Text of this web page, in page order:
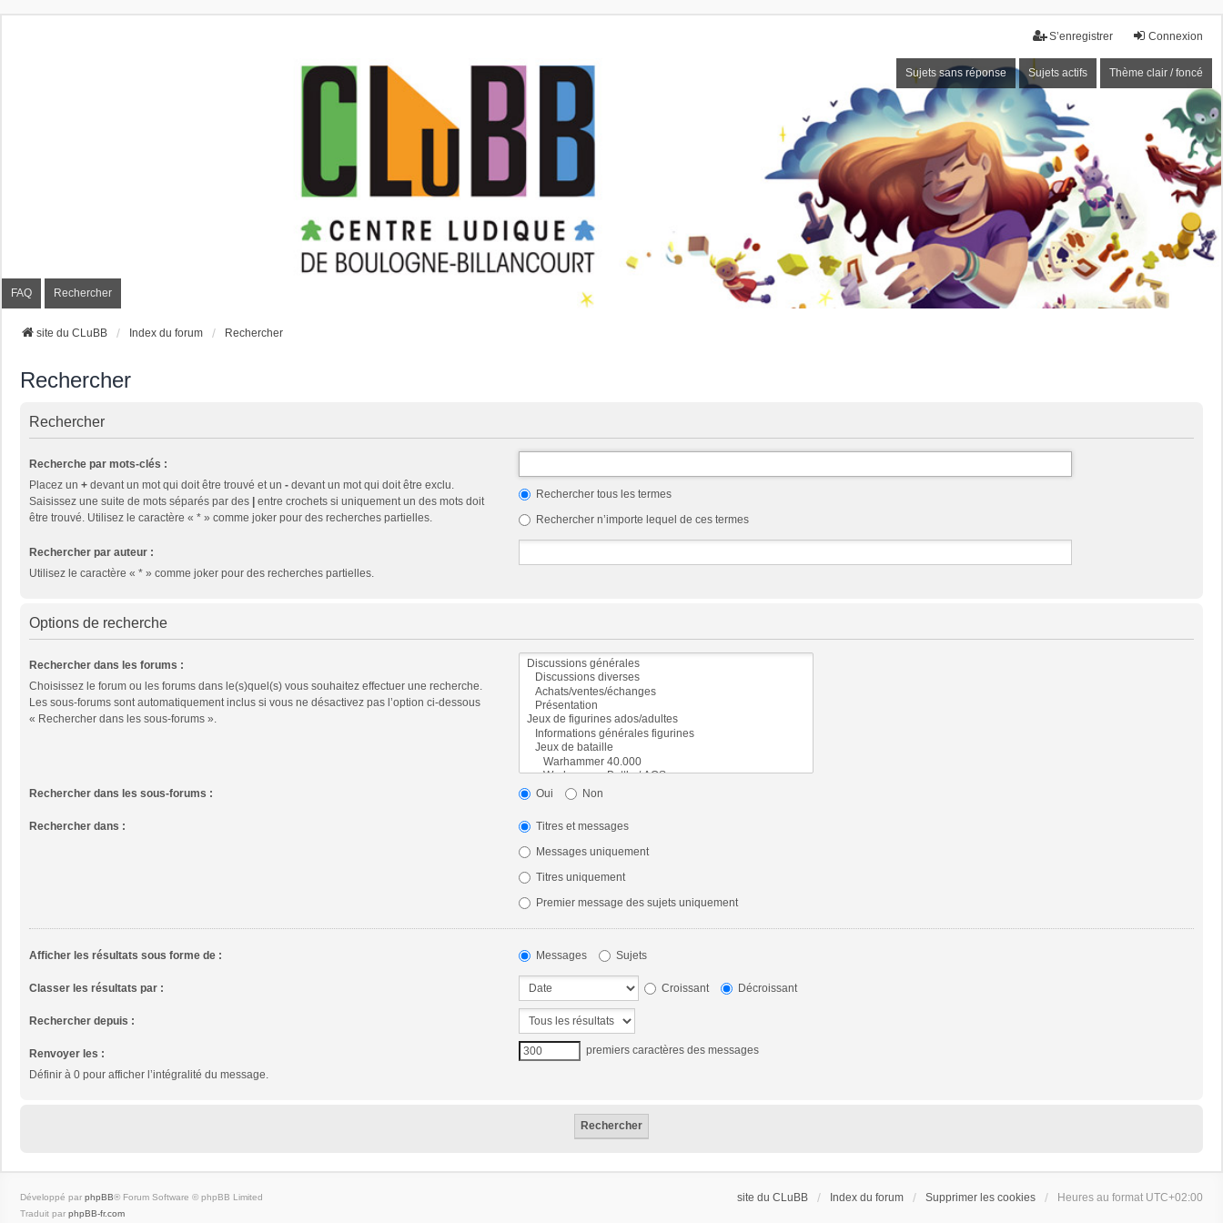
Connexion
S’enregistrer
Sujets sans réponse Sujets actifs Thème clair / foncé
FAQ Rechercher
site du CLuBB Index du forum Rechercher
Rechercher
Rechercher
Recherche par mots-clés :
Placez un + devant un mot qui doit être trouvé et un - devant un mot qui doit être exclu.
Saisissez une suite de mots séparés par des | entre crochets si uniquement un des mots doit
être trouvé. Utilisez le caractère « * » comme joker pour des recherches partielles.
Rechercher tous les termes
Rechercher n’importe lequel de ces termes
Rechercher par auteur :
Utilisez le caractère « * » comme joker pour des recherches partielles.
Options de recherche
Rechercher dans les forums :
Choisissez le forum ou les forums dans le(s)quel(s) vous souhaitez effectuer une recherche.
Les sous-forums sont automatiquement inclus si vous ne désactivez pas l’option ci-dessous
« Rechercher dans les sous-forums ».
Rechercher dans les sous-forums : Oui Non
Rechercher dans :
Titres et messages
Messages uniquement
Titres uniquement
Premier message des sujets uniquement
Afficher les résultats sous forme de : Messages Sujets
Classer les résultats par : Croissant Décroissant
Rechercher depuis :
Renvoyer les :
Définir à 0 pour afficher l’intégralité du message.
premiers caractères des messages
site du CLuBB Index du forum Supprimer les cookies Heures au format UTC+02:00
Développé par phpBB® Forum Software © phpBB Limited
Traduit par phpBB-fr.com